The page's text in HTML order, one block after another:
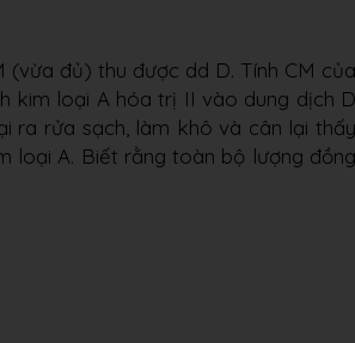
đủ) thu được dd D. Tính CM của
kim loại A hóa trị II vào dung dịch D
ra rửa sạch, làm khô và cân lại thấy
loại A. Biết rằng toàn bộ lượng đồng